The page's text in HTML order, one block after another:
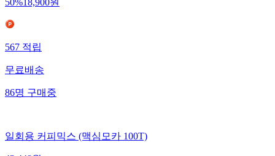
50%18,900원
567적립
무료배송
86명구매중
일회용 커피믹스 (맥심모카 100T)